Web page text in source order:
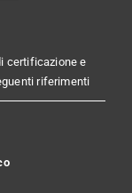
certificazione e
riferimenti